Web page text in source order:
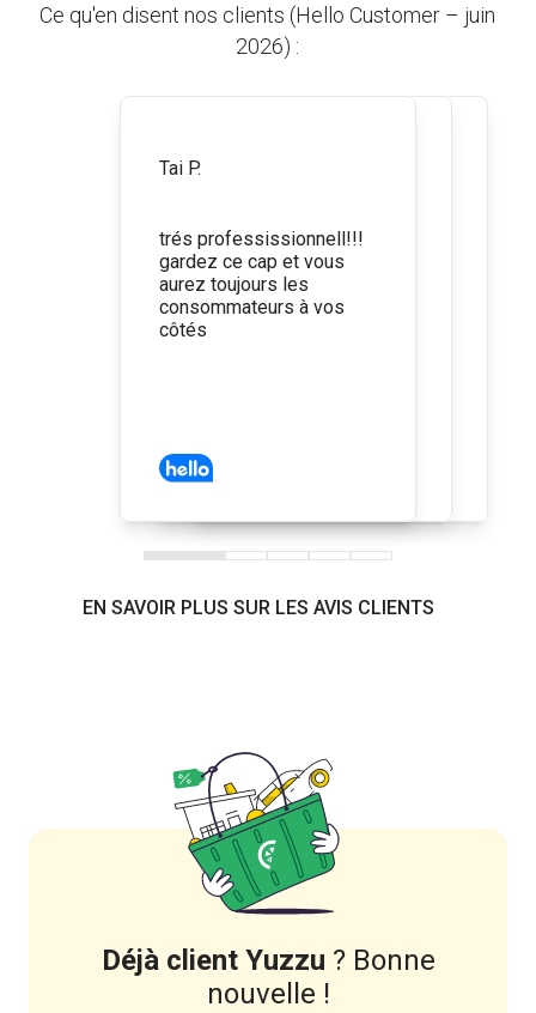
Ce qu'en disent nos clients (Hello Customer – juin
2026) :
Avis de Tai P.
Tai P.
trés professissionnell!!!
gardez ce cap et vous
aurez toujours les
consommateurs à vos
côtés
Bon suivi et documents
fournis très rapidement.
Très facile d'obtenir un
devis via le site web et
prix compétitifs. Dossier
traité rapidement, à
EN SAVOIR PLUS SUR LES AVIS CLIENTS
Déjà client Yuzzu ? Bonne
nouvelle !